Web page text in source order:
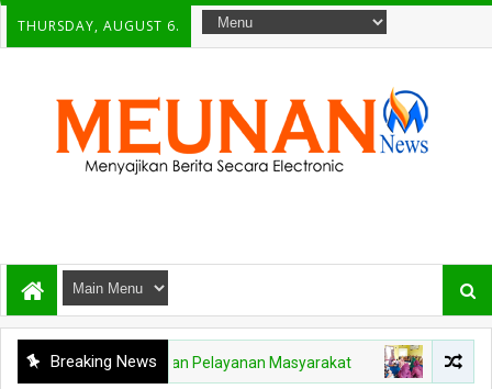
THURSDAY, AUGUST 6.
Breaking News
Tingkatkan Pelayanan Masyarakat NEWS Tak Hanya